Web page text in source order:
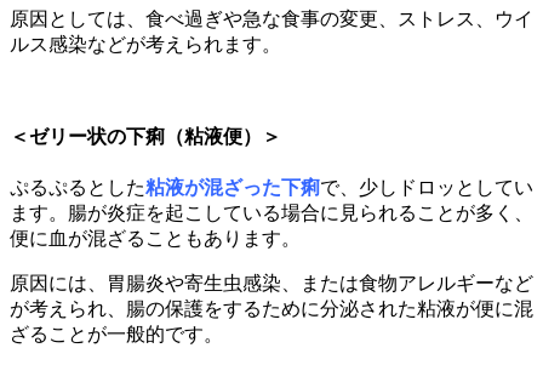
原因としては、食べ過ぎや急な食事の変更、ストレス、ウイ
ルス感染などが考えられます。
＜ゼリー状の下痢（粘液便）＞
ぷるぷるとした粘液が混ざった下痢で、少しドロッとしてい
ます。腸が炎症を起こしている場合に見られることが多く、
便に血が混ざることもあります。
原因には、胃腸炎や寄生虫感染、または食物アレルギーなど
が考えられ、腸の保護をするために分泌された粘液が便に混
ざることが一般的です。